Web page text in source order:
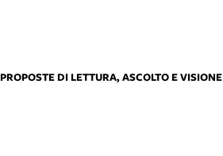
PROPOSTE DI LETTURA, ASCOLTO E VISIONE